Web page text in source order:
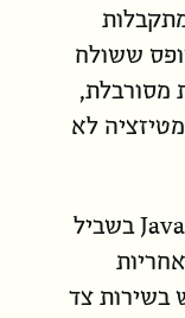
ששולח
מסורבלת,
לא
בשביל
בשירות צד